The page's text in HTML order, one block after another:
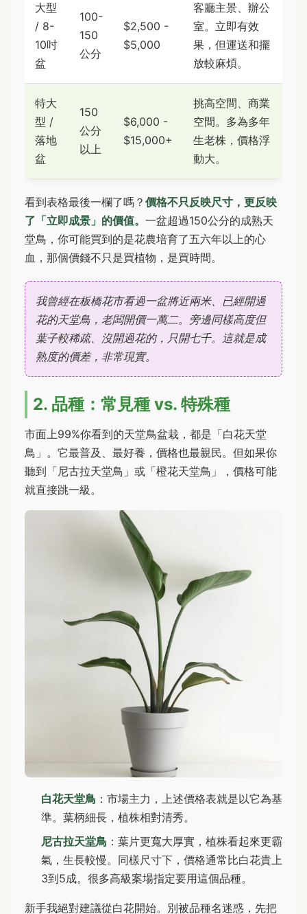
大型
/ 8-
10吋
盆
100-
150
公分
$2,500 -
$5,000
客廳主景、辦公
室。立即有效
果，但運送和擺
放較麻煩。
特大
型 /
落地
盆
150
公分
以上
$6,000 -
$15,000+
挑高空間、商業
空間。多為多年
生老株，價格浮
動大。
看到表格最後一欄了嗎？ 價格不只反映尺寸，更反映
了「立即成景」的價值。 一盆超過150公分的成熟天
堂鳥，你可能買到的是花農培育了五六年以上的心
血，那個價錢不只是買植物，是買時間。
我曾經在板橋花市看過一盆將近兩米、已經開過
花的天堂鳥，老闆開價一萬二。旁邊同樣高度但
葉子較稀疏、沒開過花的，只開七千。這就是成
熟度的價差，非常現實。
2. 品種：常見種 vs. 特殊種
市面上99%你看到的天堂鳥盆栽，都是「白花天堂
鳥」。它最普及、最好養，價格也最親民。但如果你
聽到「尼古拉天堂鳥」或「橙花天堂鳥」，價格可能
就直接跳一級。
白花天堂鳥 ：市場主力，上述價格表就是以它為基
準。葉柄細長，植株相對清秀。
尼古拉天堂鳥 ：葉片更寬大厚實，植株看起來更霸
氣，生長較慢。同樣尺寸下，價格通常比白花貴上
3到5成。很多高級案場指定要用這個品種。
新手我絕對建議從白花開始。別被品種名迷惑，先把